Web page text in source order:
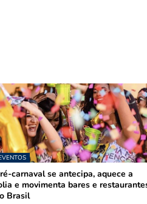
carnaval se antecipa, aquece a
e movimenta bares e
Brasil